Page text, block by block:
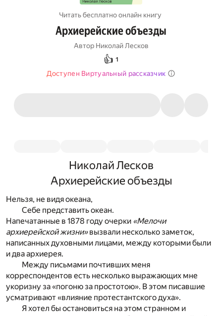
Читать бесплатно онлайн книгу
Архиерейские объезды
Автор Николай Лесков
👍 1
Доступен Виртуальный рассказчик
Николай Лесков
Архиерейские объезды
Нельзя, не видя океана,
Себе представить океан.
Напечатанные в 1878 году очерки «Мелочи
архиерейской жизни»вызвали несколько заметок,
написанных духовными лицами, между которыми были
и два архиерея.
Между письмами почтивших меня
корреспондентов есть несколько выражающих мне
укоризну за «погоню за простотою». В этом писавшие
усматривают «влияние протестантского духа».
Я хотел бы остановиться на этом странном и